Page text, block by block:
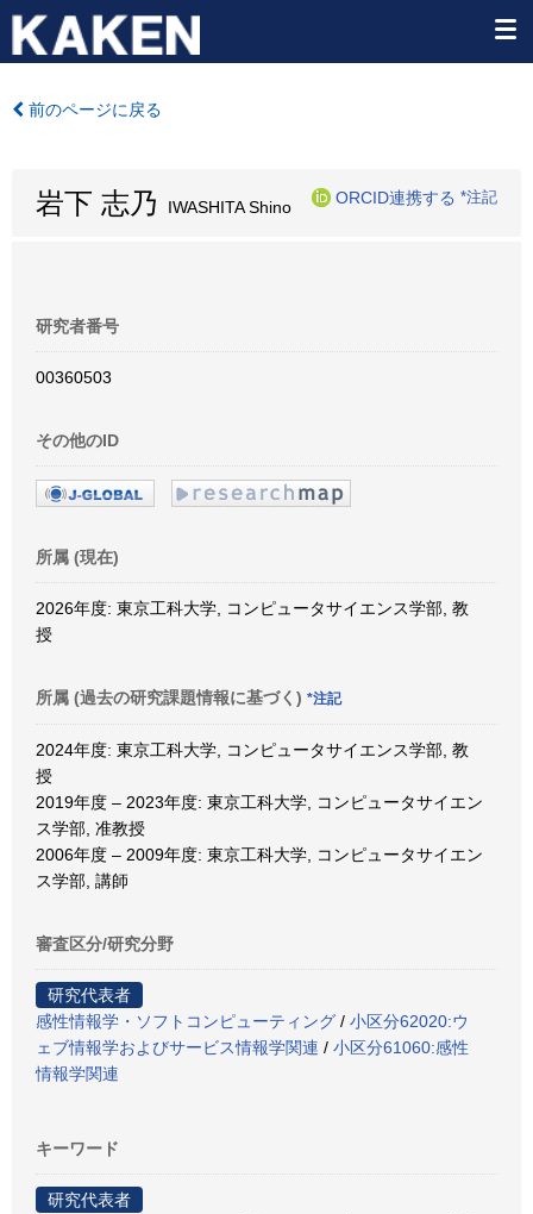
前のページに戻る
岩下 志乃 IWASHITA Shino
ORCID連携する *注記
研究者番号
00360503
その他のID
所属 (現在)
2026年度: 東京工科大学, コンピュータサイエンス学部, 教
授
所属 (過去の研究課題情報に基づく) *注記
2024年度: 東京工科大学, コンピュータサイエンス学部, 教
授
2019年度 – 2023年度: 東京工科大学, コンピュータサイエン
ス学部, 准教授
2006年度 – 2009年度: 東京工科大学, コンピュータサイエン
ス学部, 講師
審査区分/研究分野
研究代表者
感性情報学・ソフトコンピューティング / 小区分62020:ウ
ェブ情報学およびサービス情報学関連 / 小区分61060:感性
情報学関連
キーワード
研究代表者